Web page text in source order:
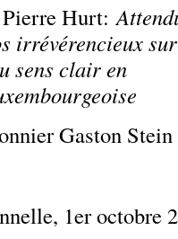
Pierre Hurt:
irrévérencieux
sens clair en
Gaston Stein
1er octobre